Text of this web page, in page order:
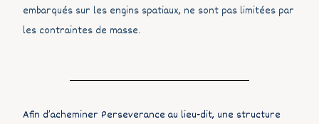
embarqués sur les engins spatiaux, ne sont pas limitées par
les contraintes de masse.
Afin d’acheminer Perseverance au lieu-dit, une structure